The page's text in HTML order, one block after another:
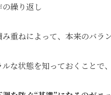
の繰り返し
重ねによって、本来のバラ
な状態を知っておくことで